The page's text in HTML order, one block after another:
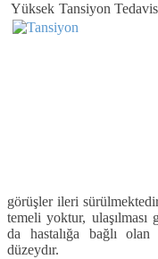
Yüksek Tansiyon
görüşler ileri
temeli yoktur,
da hastalığa bağlı
düzeydır.